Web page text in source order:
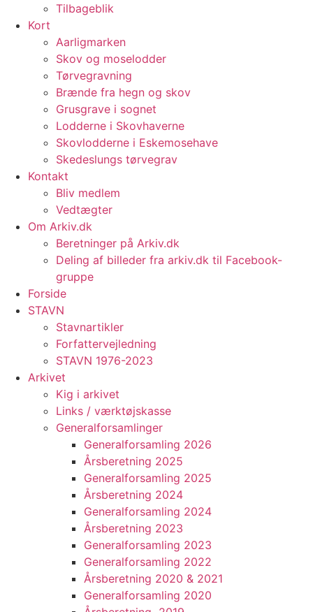
Tilbageblik
Kort
Aarligmarken
Skov og moselodder
Tørvegravning
Brænde fra hegn og skov
Grusgrave i sognet
Lodderne i Skovhaverne
Skovlodderne i Eskemosehave
Skedeslungs tørvegrav
Kontakt
Bliv medlem
Vedtægter
Om Arkiv.dk
Beretninger på Arkiv.dk
Deling af billeder fra arkiv.dk til Facebook-
gruppe
Forside
STAVN
Stavnartikler
Forfattervejledning
STAVN 1976-2023
Arkivet
Kig i arkivet
Links / værktøjskasse
Generalforsamlinger
Generalforsamling 2026
Årsberetning 2025
Generalforsamling 2025
Årsberetning 2024
Generalforsamling 2024
Årsberetning 2023
Generalforsamling 2023
Generalforsamling 2022
Årsberetning 2020 & 2021
Generalforsamling 2020